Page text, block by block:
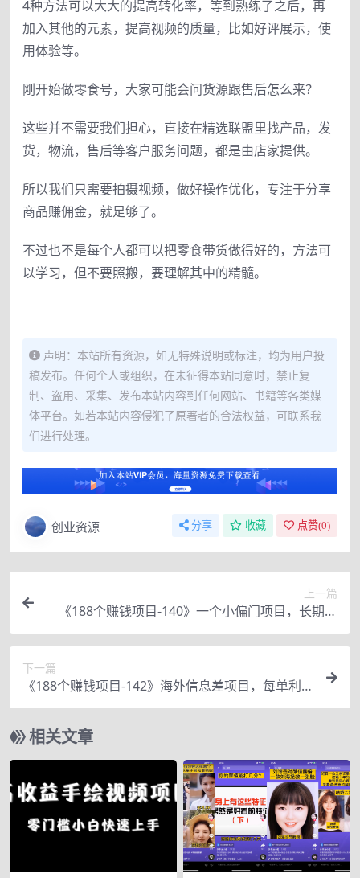
4种方法可以大大的提高转化率，等到熟练了之后，再
加入其他的元素，提高视频的质量，比如好评展示，使
用体验等。
刚开始做零食号，大家可能会问货源跟售后怎么来？
这些并不需要我们担心，直接在精选联盟里找产品，发
货，物流，售后等客户服务问题，都是由店家提供。
所以我们只需要拍摄视频，做好操作优化，专注于分享
商品赚佣金，就足够了。
不过也不是每个人都可以把零食带货做得好的，方法可
以学习，但不要照搬，要理解其中的精髓。
声明：本站所有资源，如无特殊说明或标注，均为用户投
稿发布。任何个人或组织，在未征得本站同意时，禁止复
制、盗用、采集、发布本站内容到任何网站、书籍等各类媒
体平台。如若本站内容侵犯了原著者的合法权益，可联系我
们进行处理。
创业资源 分享 收藏 点赞(0)
上一篇
《188个赚钱项目-140》一个小偏门项目，长期操
作，播放就是收益
下一篇
《188个赚钱项目-142》海外信息差项目，每单利
润10-30美元
相关文章